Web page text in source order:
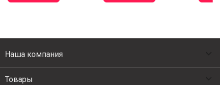
Наша компания
Товары